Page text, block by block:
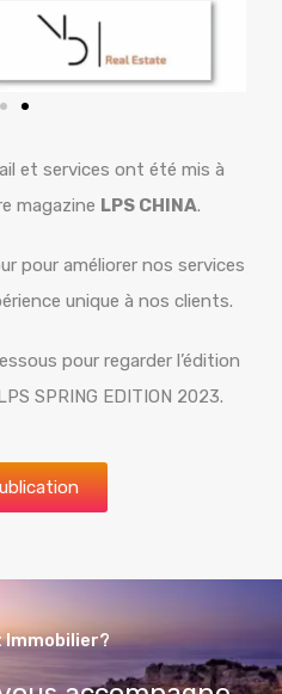
et services ont été mis à
magazine LPS CHINA.
pour améliorer nos services
unique à nos clients.
pour regarder l’édition
SPRING EDITION 2023.
Immobilier?